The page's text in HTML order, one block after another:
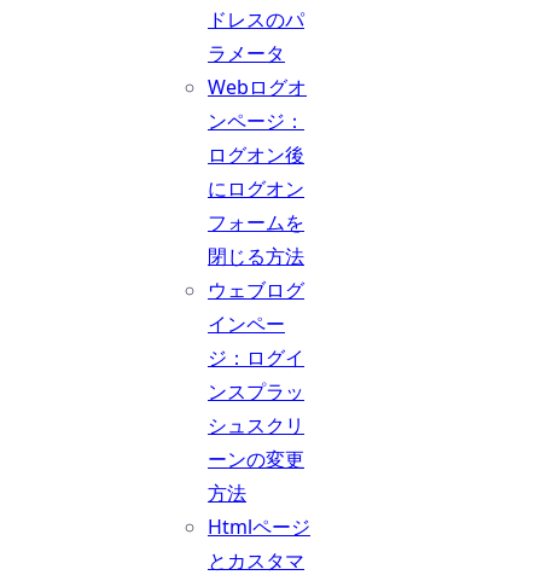
ドレスのパ
ラメータ
Webログオ
ンページ：
ログオン後
にログオン
フォームを
閉じる方法
ウェブログ
インペー
ジ：ログイ
ンスプラッ
シュスクリ
ーンの変更
方法
Htmlページ
とカスタマ